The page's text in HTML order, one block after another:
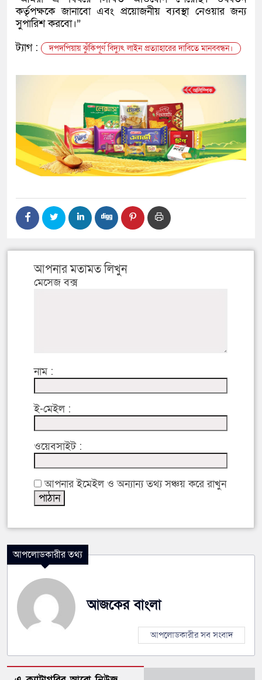
কর্তৃপক্ষকে জানাবো এবং প্রয়োজনীয় ব্যবস্থা নেওয়ার জন্য
সুপারিশ করবো।”
ট্যাগ :
দপদপিয়ায় ঝুঁকিপূর্ণ বিদ্যুৎ লাইন প্রত্যাহারের দাবিতে মানববন্ধন।
আপনার মতামত লিখুন
মেসেজ বক্স
নাম :
ই-মেইল :
ওয়েবসাইট :
আপনার ইমেইল ও অন্যান্য তথ্য সঞ্চয় করে রাখুন
আপলোডকারীর তথ্য
আজকের বাংলা
আপলোডকারীর সব সংবাদ